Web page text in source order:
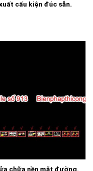
cấu kiện đúc sẵn.
chữa nền mặt đường.